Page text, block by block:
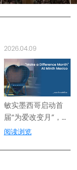
2026.04.09
敏实墨西哥启动首
届“为爱改变月”，支
持癌症儿童与动物
阅读浏览